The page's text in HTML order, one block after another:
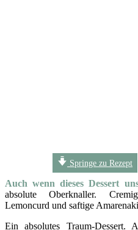
Springe zu Rezept
Auch wenn dieses Dessert
absolute Oberknaller.
Lemoncurd und saftige
Ein absolutes Traum-